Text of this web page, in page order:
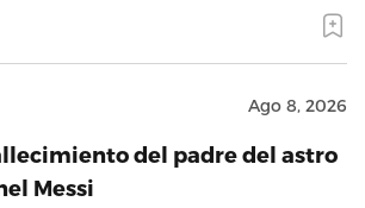
Ago 8, 2026
del padre del astro
Messi